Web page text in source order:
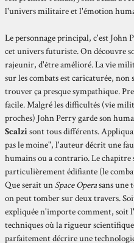
l'univers militaire et l'émotion
Le personnage principal, c'est John
cet univers futuriste. On découvre
rajeunir, d'être amélioré. La vie
sur les combats est caricaturée,
trouver ça presque sympathique.
facile. Malgré les difficultés (vie
proches) John Perry garde son
Scalzisont tous différents.
pas le moine", l'auteur décrit une
humains ou a contrario. Le chapitre
particulièrement édifiante (le
Que serait un Space Operasans une
on peut tomber sur deux travers.
expliquée n'importe comment, soit
techniques où la rigueur
parfaitement décrire une